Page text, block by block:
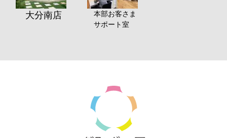
大分南店
本部お客さま
サポート室